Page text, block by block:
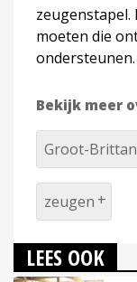
moeten die
ondersteunen.
Bekijk meer
Groot-
zeugen
LEES OOK